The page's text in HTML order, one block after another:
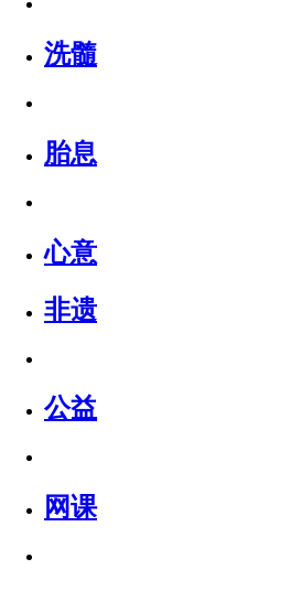
洗髓
胎息
心意
非遗
公益
网课